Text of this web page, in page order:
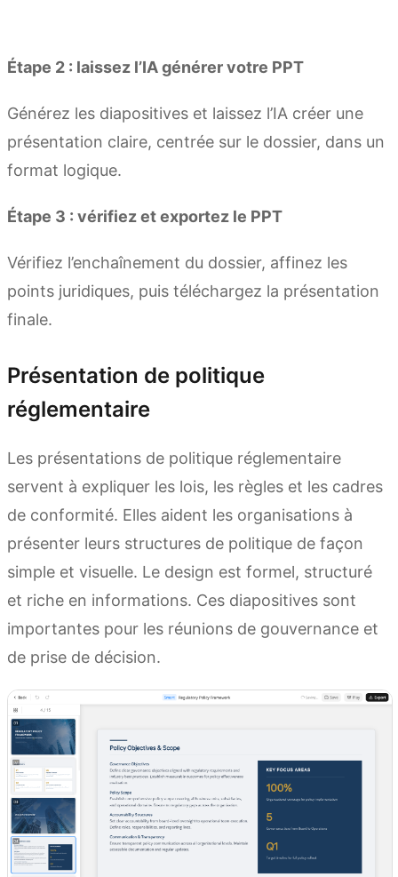
Étape 2 : laissez l’IA générer votre PPT
Générez les diapositives et laissez l’IA créer une
présentation claire, centrée sur le dossier, dans un
format logique.
Étape 3 : vérifiez et exportez le PPT
Vérifiez l’enchaînement du dossier, affinez les
points juridiques, puis téléchargez la présentation
finale.
Présentation de politique
réglementaire
Les présentations de politique réglementaire
servent à expliquer les lois, les règles et les cadres
de conformité. Elles aident les organisations à
présenter leurs structures de politique de façon
simple et visuelle. Le design est formel, structuré
et riche en informations. Ces diapositives sont
importantes pour les réunions de gouvernance et
de prise de décision.